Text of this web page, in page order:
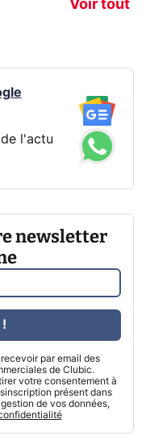
Voir tout
navigation
l'actu
newsletter
par email des
de Clubic.
votre consentement à
présent dans
de vos données,